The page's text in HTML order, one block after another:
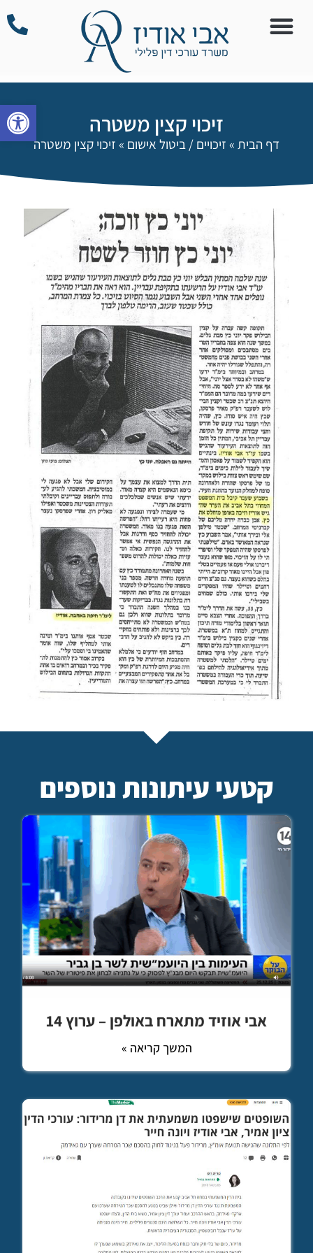
פתח זיכוי קצין משטרה
דף הבית » זיכויים / ביטול אישום » זיכוי קצין משטרה
קטעי עיתונות נוספים
אבי אוזיד מתארח באולפן – ערוץ 14
המשך קריאה »